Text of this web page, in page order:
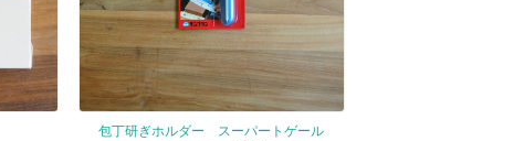
包丁研ぎホルダー スーパートゲール